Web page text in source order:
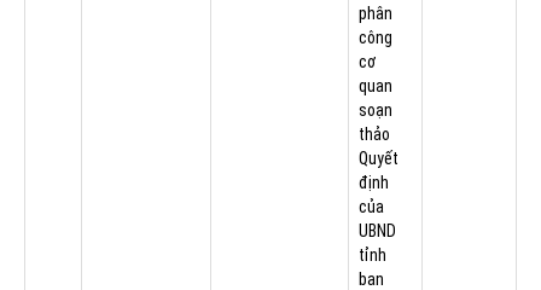
phân
công
cơ
quan
soạn
thảo
Quyết
định
của
UBND
tỉnh
ban